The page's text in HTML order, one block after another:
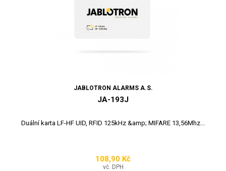
JABLOTRON ALARMS A.S.
JA-193J
Duální karta LF-HF UID, RFID 125kHz &amp; MIFARE 13,56Mhz...
Cena
108,90 Kč
vč. DPH